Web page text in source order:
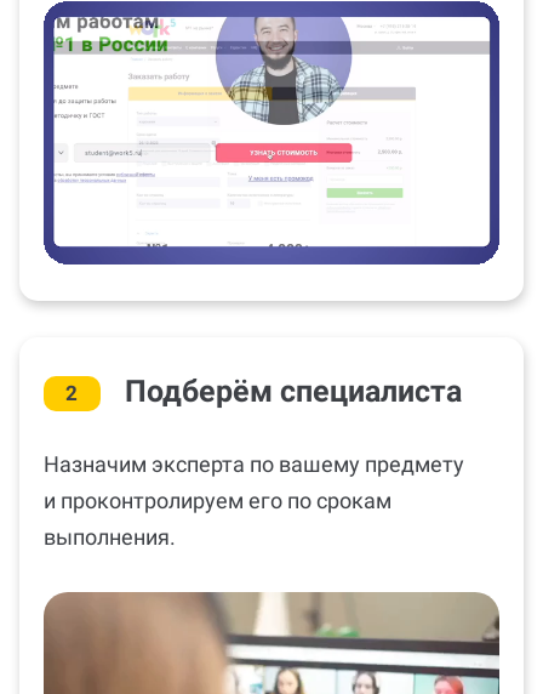
2 Подберём специалиста
Назначим эксперта по вашему предмету
и проконтролируем его по срокам
выполнения.